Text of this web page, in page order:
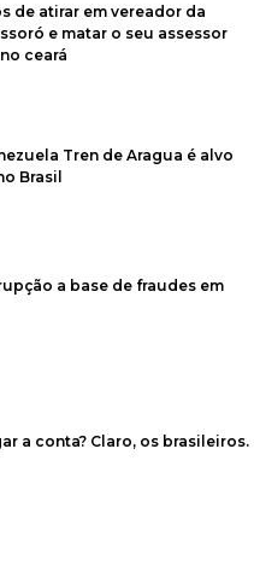
de atirar em vereador da
e matar o seu assessor
ceará
Tren de Aragua é alvo
Brasil
a base de fraudes em
a conta? Claro, os brasileiros.